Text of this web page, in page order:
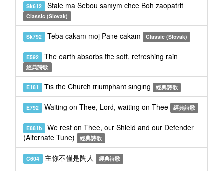
Sk612 Stale ma Sebou samym chce Boh zaopatrit
Classic (Slovak)
Sk792 Teba cakam moj Pane cakam Classic (Slovak)
E592 The earth absorbs the soft, refreshing rain
經典詩歌
E181 Tis the Church triumphant singing 經典詩歌
E792 Waiting on Thee, Lord, waiting on Thee 經典詩歌
E881b We rest on Thee, our Shield and our Defender
(Alternate Tune)
經典詩歌
C604 主你不僅是陶人 經典詩歌